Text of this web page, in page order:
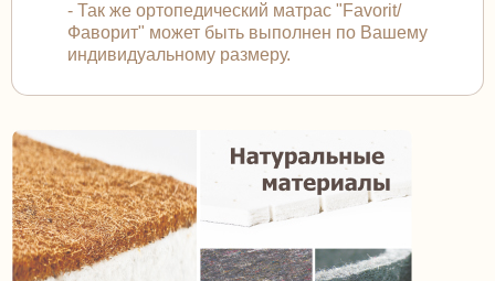
- Так же ортопедический матрас "Favorit/
Фаворит" может быть выполнен по Вашему
индивидуальному размеру.